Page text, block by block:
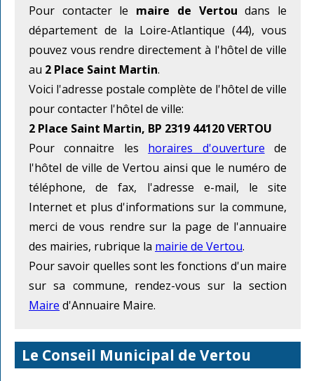
Pour contacter le maire de Vertou dans le
département de la Loire-Atlantique (44), vous
pouvez vous rendre directement à l'hôtel de ville
au 2 Place Saint Martin.
Voici l'adresse postale complète de l'hôtel de ville
pour contacter l'hôtel de ville:
2 Place Saint Martin, BP 2319 44120 VERTOU
Pour connaitre les horaires d'ouverture de
l'hôtel de ville de Vertou ainsi que le numéro de
téléphone, de fax, l'adresse e-mail, le site
Internet et plus d'informations sur la commune,
merci de vous rendre sur la page de l'annuaire
des mairies, rubrique la mairie de Vertou.
Pour savoir quelles sont les fonctions d'un maire
sur sa commune, rendez-vous sur la section
Maire d'Annuaire Maire.
Le Conseil Municipal de Vertou